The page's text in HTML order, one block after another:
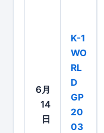
6月
14
日
K-1
WO
RL
D
GP
20
03